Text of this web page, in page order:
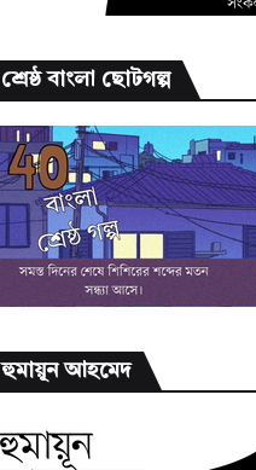
শ্রেষ্ঠ বাংলা ছোটগল্প
হুমায়ূন আহমেদ